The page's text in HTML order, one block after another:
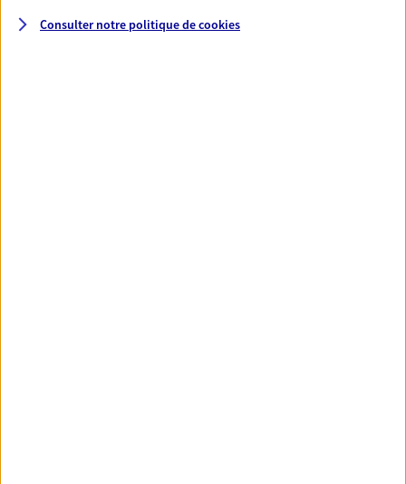
garanties incapacité temporaire totale de travail,
invalidité ou de décès.
Consulter notre politique decookies